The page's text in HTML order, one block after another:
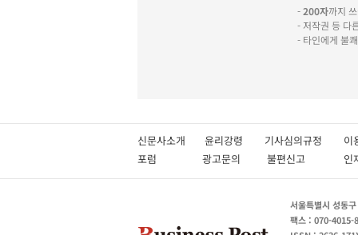
-200자까지
- 저작권 등 다
- 타인에게 불
신문사소개 윤리강령 기사심의규정
포럼
광고문의 불편신고
서울특별시 성동
팩스 : 070-4015-